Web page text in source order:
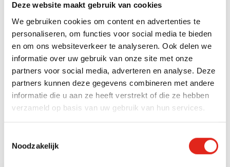
Deze website maakt gebruik van cookies
We gebruiken cookies om content en advertenties te
personaliseren, om functies voor social media te bieden
en om ons websiteverkeer te analyseren. Ook delen we
informatie over uw gebruik van onze site met onze
partners voor social media, adverteren en analyse. Deze
partners kunnen deze gegevens combineren met andere
informatie die u aan ze heeft verstrekt of die ze hebben
verzameld op basis van uw gebruik van hun services.
Noodzakelijk
Weight
1000
Weight unit
Gram (g)